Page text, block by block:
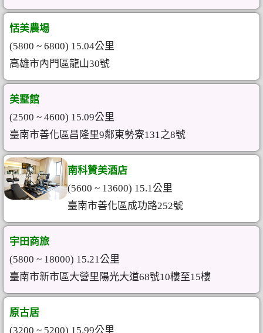
恬美農場
(5800 ~ 6800) 15.04公里
高雄市內門區龍山30號
美墅館
(2500 ~ 4600) 15.09公里
臺南市善化區昌隆里9鄰東勢寮131之8號
南科贊美酒店
(5600 ~ 13600) 15.1公里
臺南市善化區成功路252號
宇田商旅
(5800 ~ 18000) 15.21公里
臺南市新市區大營里陽光大道68號10樓至15樓
原古居
(3200 ~ 5200) 15.99公里